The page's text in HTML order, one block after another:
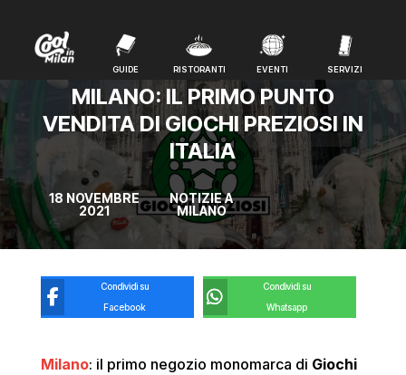
GUIDE RISTORANTI EVENTI SERVIZI
GUIDE RISTORANTI EVENTI SERVIZI
MILANO: IL PRIMO PUNTO
VENDITA DI GIOCHI PREZIOSI IN
ITALIA
18 NOVEMBRE
2021
NOTIZIE A
MILANO
Condividi su
Facebook
Condividi su
Whatsapp
Milano: il primo negozio monomarca di Giochi